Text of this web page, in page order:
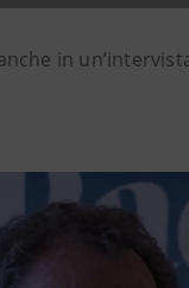
in